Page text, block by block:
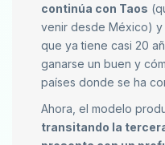
continúa con Taos
venir desde México) y
que ya tiene casi 20
ganarse un buen y
países donde se ha
Ahora, el modelo
transitando la